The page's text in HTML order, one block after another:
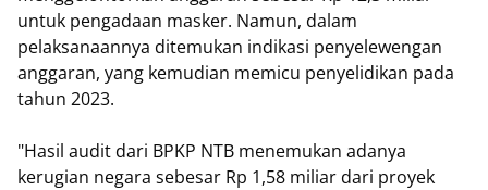
untuk pengadaan masker. Namun, dalam
pelaksanaannya ditemukan indikasi penyelewengan
anggaran, yang kemudian memicu penyelidikan pada
tahun 2023.
"Hasil audit dari BPKP NTB menemukan adanya
kerugian negara sebesar Rp 1,58 miliar dari proyek